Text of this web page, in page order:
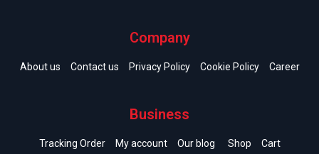
Company
About us Contact us Privacy Policy Cookie Policy Career
Business
Tracking Order My account Our blog Shop Cart